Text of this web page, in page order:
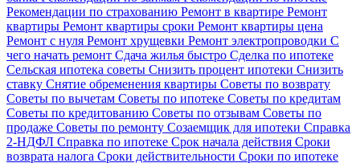
Рекомендации по страхованию Ремонт в квартире Ремонт
квартиры Ремонт квартиры сроки Ремонт квартиры цена
Ремонт с нуля Ремонт хрущевки Ремонт электропроводки С
чего начать ремонт Сдача жилья быстро Сделка по ипотеке
Сельская ипотека советы Снизить процент ипотеки Снизить
ставку Снятие обременения квартиры Советы по возврату
Советы по вычетам Советы по ипотеке Советы по кредитам
Советы по кредитованию Советы по отзывам Советы по
продаже Советы по ремонту Созаемщик для ипотеки Справка
2-НДФЛ Справка по ипотеке Срок начала действия Сроки
возврата налога Сроки действительности Сроки по ипотеке